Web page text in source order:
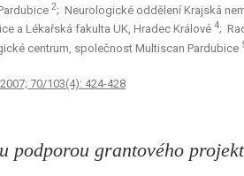
2; Neurologické oddělení Krajská
a Lékařská fakulta UK, Hradec Králové 4;
centrum, společnost Multiscan Pardubice
70/103(4): 424-428
podporou grantového